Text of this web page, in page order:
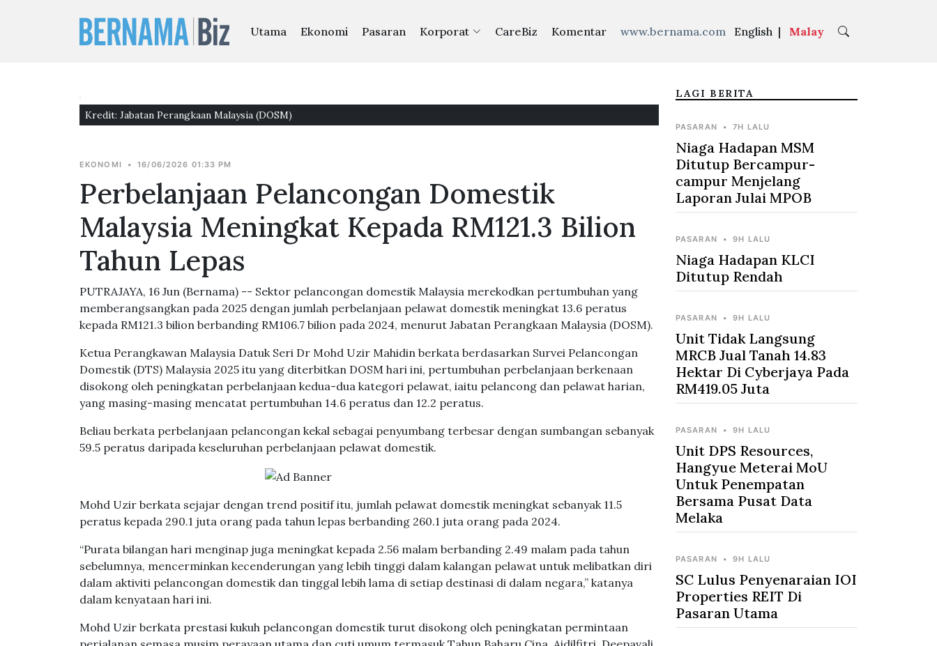
Utama Ekonomi Pasaran Korporat CareBiz Komentar www.bernama.com English | Malay
Kredit: Jabatan Perangkaan Malaysia (DOSM)
EKONOMI • 16/06/2026 01:33 PM
Perbelanjaan Pelancongan Domestik
Malaysia Meningkat Kepada RM121.3 Bilion
Tahun Lepas
PUTRAJAYA, 16 Jun (Bernama) -- Sektor pelancongan domestik Malaysia merekodkan pertumbuhan yang
memberangsangkan pada 2025 dengan jumlah perbelanjaan pelawat domestik meningkat 13.6 peratus
kepada RM121.3 bilion berbanding RM106.7 bilion pada 2024, menurut Jabatan Perangkaan Malaysia (DOSM).
Ketua Perangkawan Malaysia Datuk Seri Dr Mohd Uzir Mahidin berkata berdasarkan Survei Pelancongan
Domestik (DTS) Malaysia 2025 itu yang diterbitkan DOSM hari ini, pertumbuhan perbelanjaan berkenaan
disokong oleh peningkatan perbelanjaan kedua-dua kategori pelawat, iaitu pelancong dan pelawat harian,
yang masing-masing mencatat pertumbuhan 14.6 peratus dan 12.2 peratus.
Beliau berkata perbelanjaan pelancongan kekal sebagai penyumbang terbesar dengan sumbangan sebanyak
59.5 peratus daripada keseluruhan perbelanjaan pelawat domestik.
Mohd Uzir berkata sejajar dengan trend positif itu, jumlah pelawat domestik meningkat sebanyak 11.5
peratus kepada 290.1 juta orang pada tahun lepas berbanding 260.1 juta orang pada 2024.
“Purata bilangan hari menginap juga meningkat kepada 2.56 malam berbanding 2.49 malam pada tahun
sebelumnya, mencerminkan kecenderungan yang lebih tinggi dalam kalangan pelawat untuk melibatkan diri
dalam aktiviti pelancongan domestik dan tinggal lebih lama di setiap destinasi di dalam negara,” katanya
dalam kenyataan hari ini.
Mohd Uzir berkata prestasi kukuh pelancongan domestik turut disokong oleh peningkatan permintaan
LAGI BERITA
PASARAN • 7H LALU
Niaga Hadapan MSM
Ditutup Bercampur-
campur Menjelang
Laporan Julai MPOB
PASARAN • 9H LALU
Niaga Hadapan KLCI
Ditutup Rendah
PASARAN • 9H LALU
Unit Tidak Langsung
MRCB Jual Tanah 14.83
Hektar Di Cyberjaya Pada
RM419.05 Juta
PASARAN • 9H LALU
Unit DPS Resources,
Hangyue Meterai MoU
Untuk Penempatan
Bersama Pusat Data
Melaka
PASARAN • 9H LALU
SC Lulus Penyenaraian IOI
Properties REIT Di
Pasaran Utama